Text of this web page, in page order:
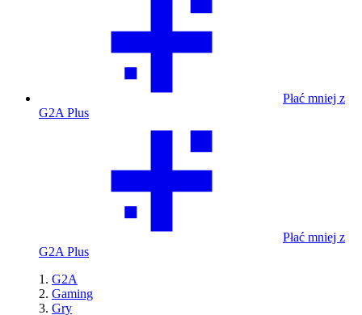
Płać mniej z
G2A Plus
Płać mniej z
G2A Plus
G2A
Gaming
Gry